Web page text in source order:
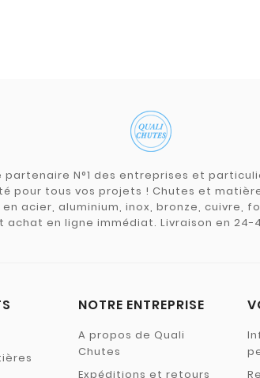
partenaire N°1 des entreprises et
pour tous vos projets ! Chutes et
acier, aluminium, inox, bronze, cuivre,
en ligne immédiat. Livraison en 24-
NOTRE ENTREPRISE
A propos de Quali
Chutes
Expéditions et retours